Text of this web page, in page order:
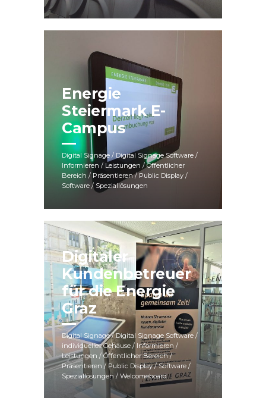
Energie
Steiermark E-
Campus
Digital Signage / Digital Signage Software /
Informieren / Leistungen / Öffentlicher
Bereich / Präsentieren / Public Display /
Software / Speziallösungen
Digitaler
Kundenbetreuer
für die Energie
Graz
Digital Signage / Digital Signage Software /
individuelles Gehäuse / Informieren /
Leistungen / Öffentlicher Bereich /
Präsentieren / Public Display / Software /
Speziallösungen / Welcomeboard